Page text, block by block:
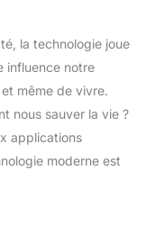
la technologie joue
influence notre
même de vivre.
nous sauver la vie ?
applications
moderne est